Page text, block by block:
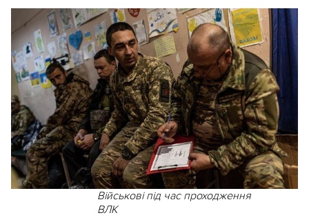
Військові під час проходження
ВЛК